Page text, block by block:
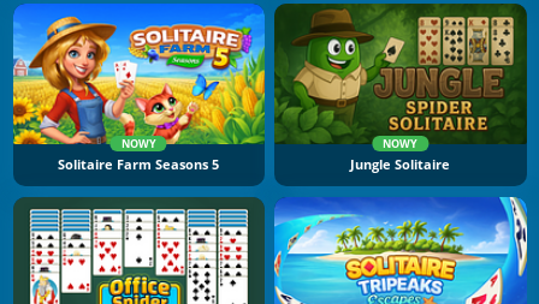
NOWY
Solitaire Farm Seasons 5
NOWY
Jungle Solitaire